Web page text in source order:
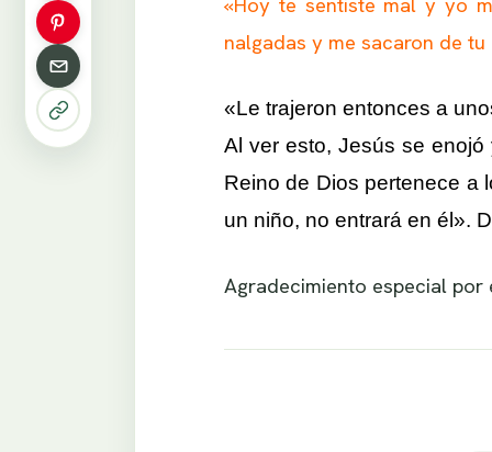
nalgadas y me sacaron de
«Le trajeron entonces a
Al ver esto, Jesús se
Reino de Dios pertenece a
un niño, no entrará en él».
Agradecimiento especial